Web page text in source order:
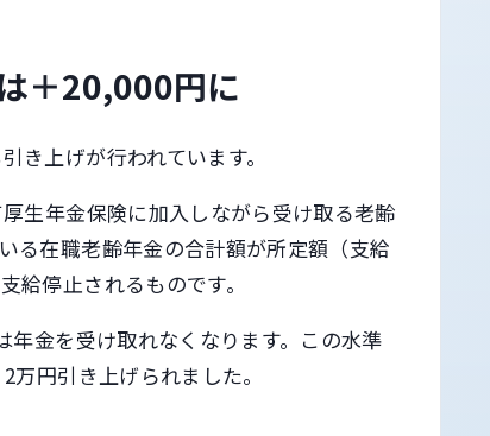
＋20,000円に
き上げが行われています。
生年金保険に加入しながら受け取る老齢
る在職老齢年金の合計額が所定額（支給
給停止されるものです。
金を受け取れなくなります。この水準
万円引き上げられました。